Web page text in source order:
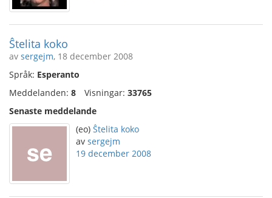
Ŝtelita koko
av sergejm, 18 december 2008
Språk: Esperanto
Meddelanden: 8 Visningar: 33765
Senaste meddelande
(eo) Ŝtelita koko
av sergejm
19 december 2008